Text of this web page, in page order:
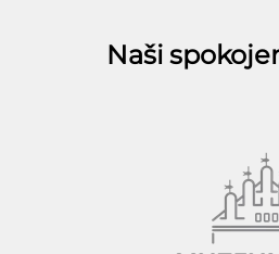
Naši